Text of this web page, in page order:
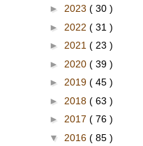
► 2023 ( 30 )
► 2022 ( 31 )
► 2021 ( 23 )
► 2020 ( 39 )
► 2019 ( 45 )
► 2018 ( 63 )
► 2017 ( 76 )
▼ 2016 ( 85 )